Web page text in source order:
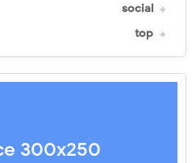
social
top
300x250